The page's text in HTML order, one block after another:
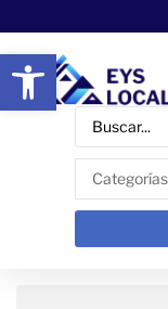
Abrir barra de